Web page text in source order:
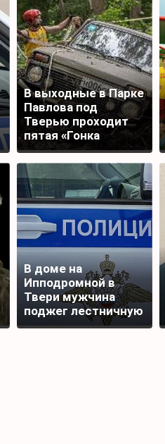
В выходные в Парке
Павлова под
Тверью проходит
пятая «Гонка
Титанов»
В доме на
Ипподромной в
Твери мужчина
поджег лестничную
площадку